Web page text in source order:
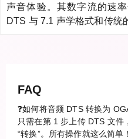
声音体验。其数字流的速
DTS 与 7.1 声学格式和传统
FAQ
❓如何将音频 DTS 转换为
只需在第 1 步上传 DTS 文件
“转换”。所有操作就这么简